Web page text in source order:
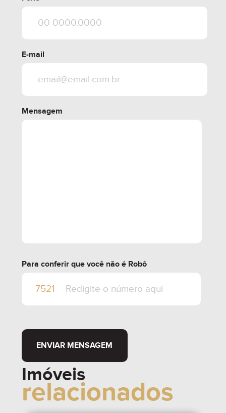
E-mail
Mensagem
Para conferir que você não é Robô
ENVIAR MENSAGEM
Imóveis
relacionados